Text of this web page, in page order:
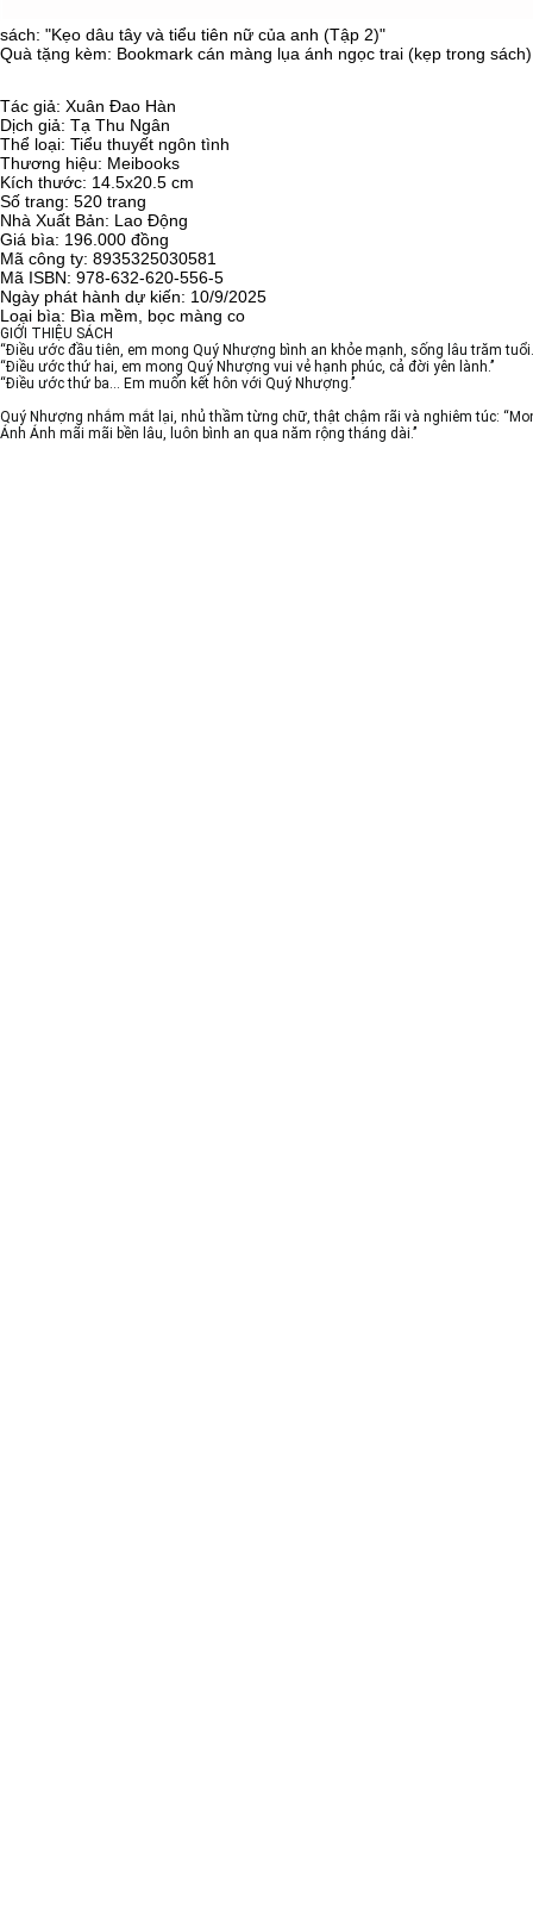
sách: "Kẹo dâu tây và tiểu tiên nữ của anh (Tập 2)"
Quà tặng kèm: Bookmark cán màng lụa ánh ngọc trai (kẹp trong sách)
Tác giả: Xuân Đao Hàn
Dịch giả: Tạ Thu Ngân
Thể loại: Tiểu thuyết ngôn tình
Thương hiệu: Meibooks
Kích thước: 14.5x20.5 cm
Số trang: 520 trang
Nhà Xuất Bản: Lao Động
Giá bìa: 196.000 đồng
Mã công ty: 8935325030581
Mã ISBN: 978-632-620-556-5
Ngày phát hành dự kiến: 10/9/2025
Loại bìa: Bìa mềm, bọc màng co
GIỚI THIỆU SÁCH
“Điều ước đầu tiên, em mong Quý Nhượng bình an khỏe mạnh, sống lâu trăm
“Điều ước thứ hai, em mong Quý Nhượng vui vẻ hạnh phúc, cả đời yên lành.’’
“Điều ước thứ ba… Em muốn kết hôn với Quý Nhượng.’’
Quý Nhượng nhắm mắt lại, nhủ thầm từng chữ, thật chậm rãi và nghiêm túc:
Ánh Ánh mãi mãi bền lâu, luôn bình an qua năm rộng tháng dài.’’